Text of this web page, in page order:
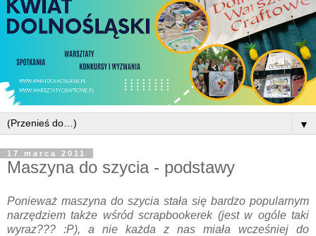
▼
17 marca 2011
Maszyna do szycia - podstawy
Ponieważ maszyna do szycia stała się bardzo popularnym
narzędziem także wśród scrapbookerek (jest w ogóle taki
wyraz??? :P), a nie każda z nas miała wcześniej do